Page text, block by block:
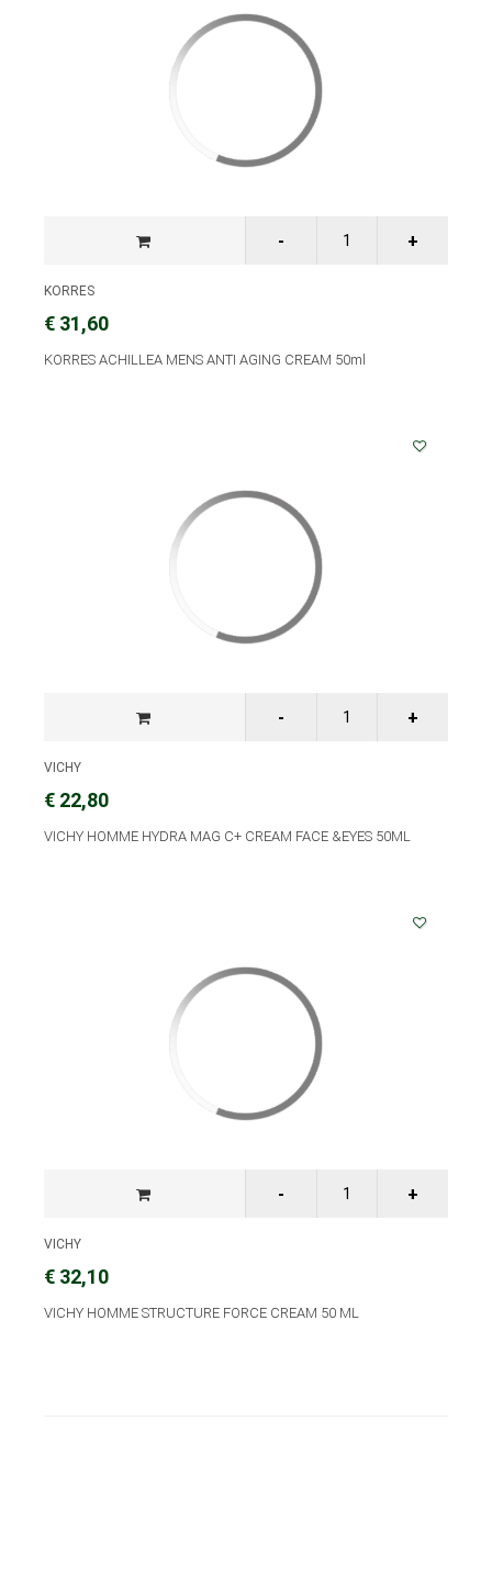
KORRES
€ 31,60
KORRES ACHILLEA MENS ANTI AGING CREAM 50ml
VICHY
€ 22,80
VICHY HOMME HYDRA MAG C+ CREAM FACE &EYES 50ML
VICHY
€ 32,10
VICHY HOMME STRUCTURE FORCE CREAM 50 ML